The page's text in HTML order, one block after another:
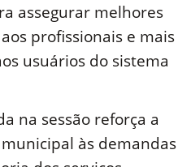
assegurar melhores
profissionais e mais
usuários do sistema
na sessão reforça a
às demandas